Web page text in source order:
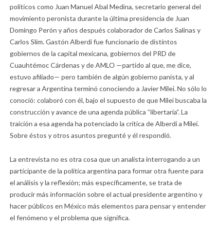
políticos como Juan Manuel Abal Medina, secretario general del
movimiento peronista durante la última presidencia de Juan
Domingo Perón y años después colaborador de Carlos Salinas y
Carlos Slim. Gastón Alberdi fue funcionario de distintos
gobiernos de la capital mexicana, gobiernos del PRD de
Cuauhtémoc Cárdenas y de AMLO —partido al que, me dice,
estuvo afiliado— pero también de algún gobierno panista, y al
regresar a Argentina terminó conociendo a Javier Milei. No sólo lo
conoció: colaboró con él, bajo el supuesto de que Milei buscaba la
construcción y avance de una agenda pública “libertaria”. La
traición a esa agenda ha potenciado la crítica de Alberdi a Milei.
Sobre éstos y otros asuntos pregunté y él respondió.
La entrevista no es otra cosa que un analista interrogando a un
participante de la política argentina para formar otra fuente para
el análisis y la reflexión; más específicamente, se trata de
producir más información sobre el actual presidente argentino y
hacer públicos en México más elementos para pensar y entender
el fenómeno y el problema que significa.